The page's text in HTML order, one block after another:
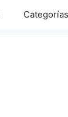
Categorías